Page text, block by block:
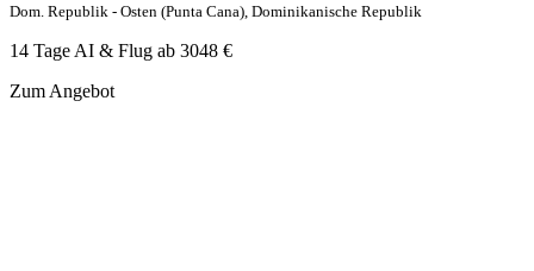
Dom. Republik - Osten (Punta Cana), Dominikanische Republik
14 Tage AI & Flug ab 3048 €
Zum Angebot